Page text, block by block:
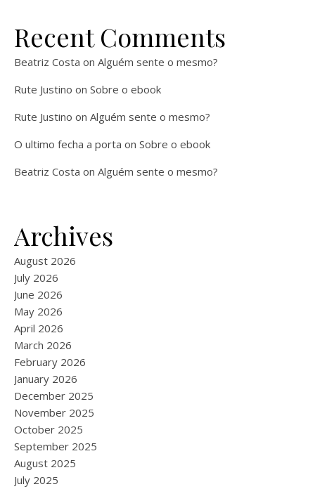
Recent Comments
Beatriz Costa on Alguém sente o mesmo?
Rute Justino on Sobre o ebook
Rute Justino on Alguém sente o mesmo?
O ultimo fecha a porta on Sobre o ebook
Beatriz Costa on Alguém sente o mesmo?
Archives
August 2026
July 2026
June 2026
May 2026
April 2026
March 2026
February 2026
January 2026
December 2025
November 2025
October 2025
September 2025
August 2025
July 2025